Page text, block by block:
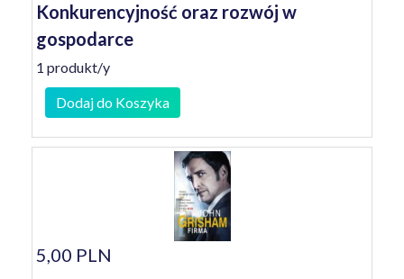
Konkurencyjność oraz rozwój w
gospodarce
1 produkt/y
Dodaj do Koszyka
5,00 PLN